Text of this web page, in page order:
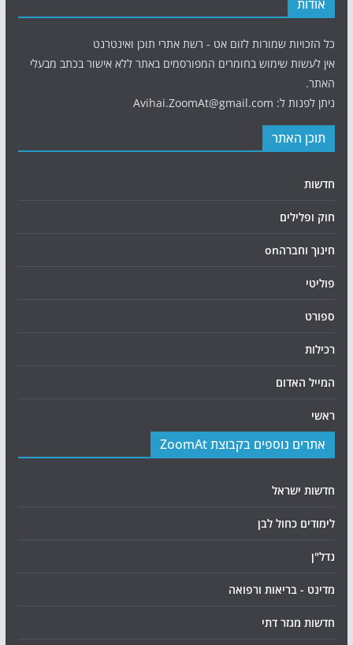
אודות
כל הזכויות שמורות לזום אט - רשת אתרי תוכן ואינטרנט
אין לעשות שימוש בחומרים המפורסמים באתר ללא אישור בכתב מבעלי
האתר.
ניתן לפנות ל: Avihai.ZoomAt@gmail.com
תוכן האתר
חדשות
חוק ופלילים
חינוך וחברהon
פוליטי
ספורט
רכילות
המייל האדום
ראשי
אתרים נוספים בקבוצת ZoomAt
חדשות ישראל
לימודים כחול לבן
נדל"ן
מדינט - בריאות ורפואה
חדשות מגזר דתי